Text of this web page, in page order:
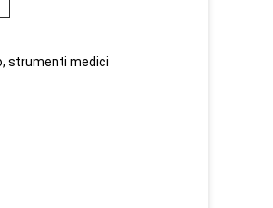
strumenti medici